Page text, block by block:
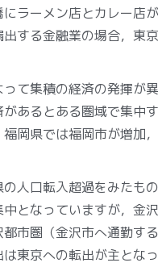
ラーメン店とカレー店
する金融業の場合，東
て集積の経済の発揮が
あるとある圏域で集中
岡県では福岡市が増加
人口転入超過をみたも
となっていますが，金
市圏（金沢市へ通勤す
東京への転出が主とな